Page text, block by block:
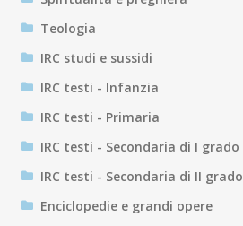
Teologia
IRC studi e sussidi
IRC testi - Infanzia
IRC testi - Primaria
IRC testi - Secondaria di I grado
IRC testi - Secondaria di II grado
Enciclopedie e grandi opere